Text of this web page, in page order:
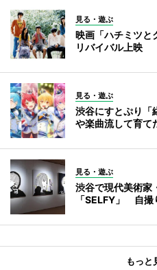
見る・遊ぶ
映画「ハチミツと
リバイバル上映
見る・遊ぶ
渋谷にすとぷり
や楽曲流して育て
見る・遊ぶ
渋谷で現代美術家
「SELFY」 自撮
もっと